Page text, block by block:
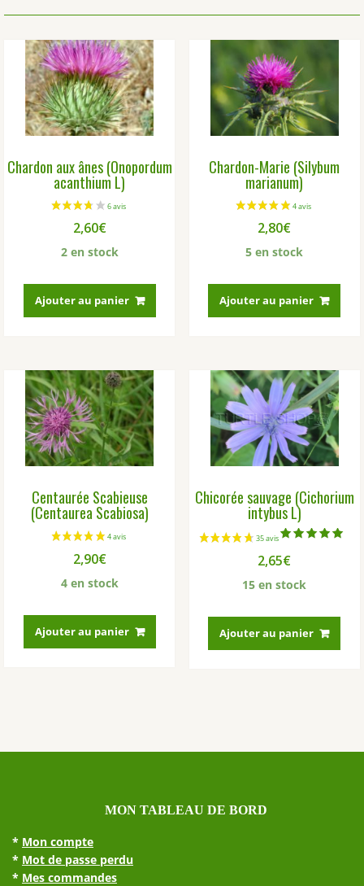
Chardon aux ânes (Onopordum
acanthium L)
2,60€
2 en stock
Ajouter au panier
Chardon-Marie (Silybum
marianum)
2,80€
5 en stock
Ajouter au panier
Centaurée Scabieuse
(Centaurea Scabiosa)
2,90€
4 en stock
Ajouter au panier
Chicorée sauvage (Cichorium
intybus L)
2,65€
15 en stock
Ajouter au panier
MON TABLEAU DE BORD
* Mon compte
* Mot de passe perdu
* Mes commandes